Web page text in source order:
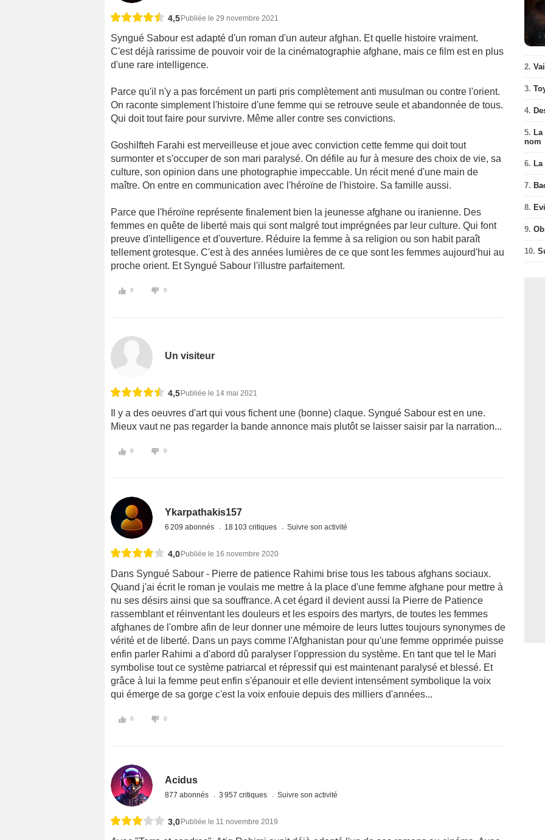
4,5 Publiée le 29 novembre 2021
Syngué Sabour est adapté d'un roman d'un auteur afghan. Et quelle histoire vraiment.
C'est déjà rarissime de pouvoir voir de la cinématographie afghane, mais ce film est en plus
d'une rare intelligence.
Parce qu'il n'y a pas forcément un parti pris complètement anti musulman ou contre l'orient.
On raconte simplement l'histoire d'une femme qui se retrouve seule et abandonnée de tous.
Qui doit tout faire pour survivre. Même aller contre ses convictions.
Goshilfteh Farahi est merveilleuse et joue avec conviction cette femme qui doit tout
surmonter et s'occuper de son mari paralysé. On défile au fur à mesure des choix de vie, sa
culture, son opinion dans une photographie impeccable. Un récit mené d'une main de
maître. On entre en communication avec l'héroïne de l'histoire. Sa famille aussi.
Parce que l'héroïne représente finalement bien la jeunesse afghane ou iranienne. Des
femmes en quête de liberté mais qui sont malgré tout imprégnées par leur culture. Qui font
preuve d'intelligence et d'ouverture. Réduire la femme à sa religion ou son habit paraît
tellement grotesque. C'est à des années lumières de ce que sont les femmes aujourd'hui au
proche orient. Et Syngué Sabour l'illustre parfaitement.
0 0
Un visiteur
4,5 Publiée le 14 mai 2021
Il y a des oeuvres d'art qui vous fichent une (bonne) claque. Syngué Sabour est en une.
Mieux vaut ne pas regarder la bande annonce mais plutôt se laisser saisir par la narration...
0 0
Ykarpathakis157
6 209 abonnés 18 103 critiques Suivre son activité
4,0 Publiée le 16 novembre 2020
Dans Syngué Sabour - Pierre de patience Rahimi brise tous les tabous afghans sociaux.
Quand j'ai écrit le roman je voulais me mettre à la place d'une femme afghane pour mettre à
nu ses désirs ainsi que sa souffrance. A cet égard il devient aussi la Pierre de Patience
rassemblant et réinventant les douleurs et les espoirs des martyrs, de toutes les femmes
afghanes de l'ombre afin de leur donner une mémoire de leurs luttes toujours synonymes de
vérité et de liberté. Dans un pays comme l'Afghanistan pour qu'une femme opprimée puisse
enfin parler Rahimi a d'abord dû paralyser l'oppression du système. En tant que tel le Mari
symbolise tout ce système patriarcal et répressif qui est maintenant paralysé et blessé. Et
grâce à lui la femme peut enfin s'épanouir et elle devient intensément symbolique la voix
qui émerge de sa gorge c'est la voix enfouie depuis des milliers d'années...
0 0
Acidus
877 abonnés 3 957 critiques Suivre son activité
3,0 Publiée le 11 novembre 2019
2.
3.
4.
5.
nom
6.
7.
8.
9.
10.